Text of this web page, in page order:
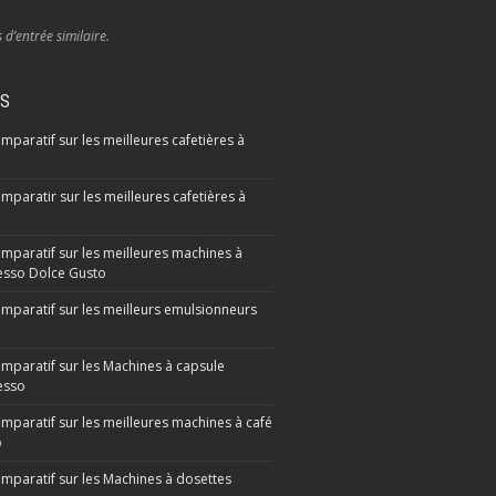
d’entrée similaire.
sur les meilleures cafetières à
sur les meilleures cafetières à
sur les meilleures machines à
Dolce Gusto
sur les meilleurs emulsionneurs
sur les Machines à capsule
sur les meilleures machines à café
sur les Machines à dosettes